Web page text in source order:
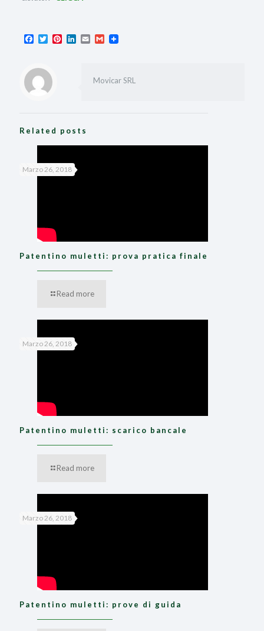
Facebook
TwitterPinterest
LinkedIn
EmailGmail
Movicar SRL
Related posts
Marzo 26, 2018
Patentino muletti: prova pratica finale
Read more
Marzo 26, 2018
Patentino muletti: scarico bancale
Read more
Marzo 26, 2018
Patentino muletti: prove di guida